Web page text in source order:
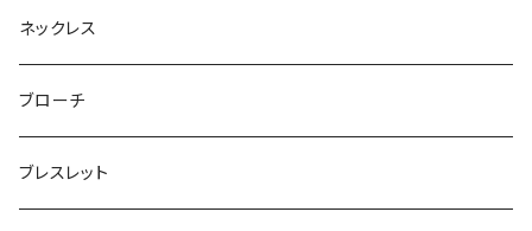
ネックレス
ブローチ
ブレスレット